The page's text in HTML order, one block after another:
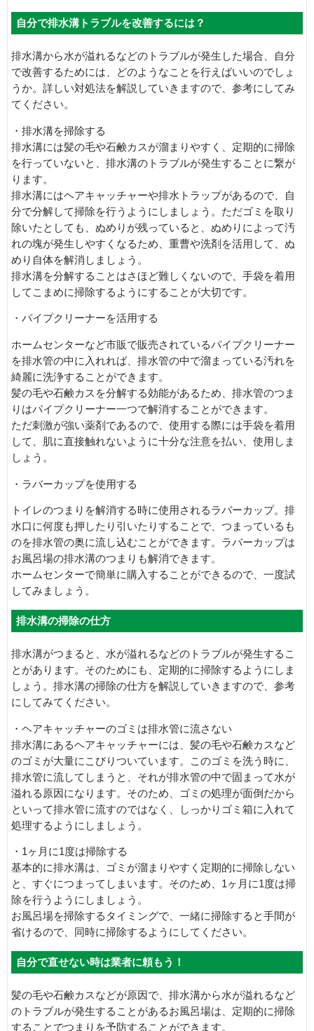
自分で排水溝トラブルを改善するには？
排水溝から水が溢れるなどのトラブルが発生した場合、自分
で改善するためには、どのようなことを行えばいいのでしょ
うか。詳しい対処法を解説していきますので、参考にしてみ
てください。
・排水溝を掃除する
排水溝には髪の毛や石鹸カスが溜まりやすく、定期的に掃除
を行っていないと、排水溝のトラブルが発生することに繋が
ります。
排水溝にはヘアキャッチャーや排水トラップがあるので、自
分で分解して掃除を行うようにしましょう。ただゴミを取り
除いたとしても、ぬめりが残っていると、ぬめりによって汚
れの塊が発生しやすくなるため、重曹や洗剤を活用して、ぬ
めり自体を解消しましょう。
排水溝を分解することはさほど難しくないので、手袋を着用
してこまめに掃除するようにすることが大切です。
・パイプクリーナーを活用する
ホームセンターなど市販で販売されているパイプクリーナー
を排水管の中に入れれば、排水管の中で溜まっている汚れを
綺麗に洗浄することができます。
髪の毛や石鹸カスを分解する効能があるため、排水管のつま
りはパイプクリーナー一つで解消することができます。
ただ刺激が強い薬剤であるので、使用する際には手袋を着用
して、肌に直接触れないように十分な注意を払い、使用しま
しょう。
・ラバーカップを使用する
トイレのつまりを解消する時に使用されるラバーカップ。排
水口に何度も押したり引いたりすることで、つまっているも
のを排水管の奥に流し込むことができます。ラバーカップは
お風呂場の排水溝のつまりも解消できます。
ホームセンターで簡単に購入することができるので、一度試
してみましょう。
排水溝の掃除の仕方
排水溝がつまると、水が溢れるなどのトラブルが発生するこ
とがあります。そのためにも、定期的に掃除するようにしま
しょう。排水溝の掃除の仕方を解説していきますので、参考
にしてみてください。
・ヘアキャッチャーのゴミは排水管に流さない
排水溝にあるヘアキャッチャーには、髪の毛や石鹸カスなど
のゴミが大量にこびりついています。このゴミを洗う時に、
排水管に流してしまうと、それが排水管の中で固まって水が
溢れる原因になります。そのため、ゴミの処理が面倒だから
といって排水管に流すのではなく、しっかりゴミ箱に入れて
処理するようにしましょう。
・1ヶ月に1度は掃除する
基本的に排水溝は、ゴミが溜まりやすく定期的に掃除しない
と、すぐにつまってしまいます。そのため、1ヶ月に1度は掃
除を行うようにしましょう。
お風呂場を掃除するタイミングで、一緒に掃除すると手間が
省けるので、同時に掃除するようにしてください。
自分で直せない時は業者に頼もう！
髪の毛や石鹸カスなどが原因で、排水溝から水が溢れるなど
のトラブルが発生することがあるお風呂場は、定期的に掃除
することでつまりを予防することができます。